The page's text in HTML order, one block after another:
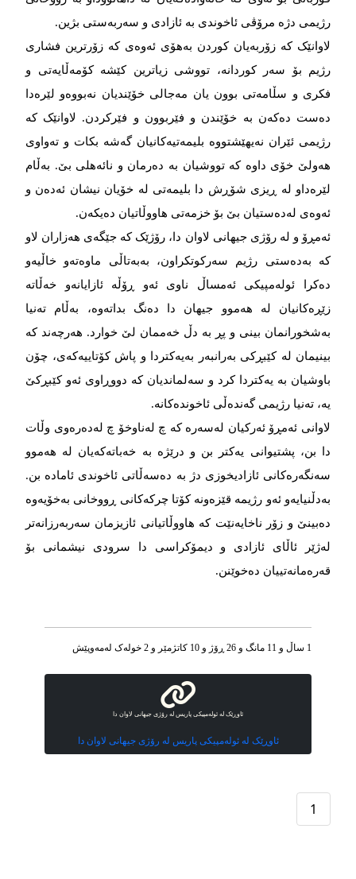
رژیمی دژە مرۆڤی ئاخوندی بە ئازادی و سەربەستی بژین.
لاوانێک کە زۆربەیان کوردن بەهۆی ئەوەی کە زۆرترین فشاری
رژیم بۆ سەر کوردانە، تووشی زیاترین کێشە کۆمەڵایەتی و
فکری و سڵامەتی بوون یان مەجالی خۆێندیان نەبووەو لێرەدا
دەست دەکەن بە خۆێندن و فێربوون و فێرکردن. لاوانێک کە
رژیمی ئێران نەیهێشتووە بلیمەتیەکانیان گەشە بکات و تەواوی
هەولێ خۆی داوە کە تووشیان بە دەرمان و نائەهلی بێ. بەڵام
لێرەداو لە ڕیزی شۆڕش دا بلیمەتی لە خۆیان نیشان ئەدەن و
ئەوەی لەدەستیان بێ بۆ خزمەتی هاووڵاتیان دەیکەن.
ئەمڕۆ و لە رۆژی جیهانی لاوان دا، رۆژێک کە جێگەی هەزاران لاو
کە بەدەستی رژیم سەرکوتکراون، بەبەتاڵی ماوەتەو خاڵیەو
دەکرا ئولەمپیکی ئەمساڵ ناوی ئەو ڕۆڵە ئازایانەو خەڵاتە
زێڕەکانیان لە هەموو جیهان دا دەنگ بداتەوە، بەڵام تەنیا
بەشخورانمان بینی و پڕ بە دڵ خەممان لێ خوارد. هەرچەند کە
بینیمان لە کێبڕکی بەرانبەر بەیەکتردا و پاش کۆتاییەکەی، چۆن
باوشیان بە یەکتردا کرد و سەلماندیان کە دووڕاوی ئەو کێبڕکێ
یە، تەنیا رژیمی گەندەڵی ئاخوندەکانە.
لاوانی ئەمڕۆ ئەرکیان لەسەرە کە چ لەناوخۆ چ لەدەرەوی وڵات
دا بن، پشتیوانی یەکتر بن و درێژە بە خەباتەکەیان لە هەموو
سەنگەرەکانی ئازادیخوزی دژ بە دەسەڵاتی ئاخوندی ئامادە بن.
بەدڵنیایەو ئەو رژیمە قێزەونە کۆتا چرکەکانی ڕووخانی بەخۆیەوە
دەبینێ و زۆر ناخایەنێت کە هاووڵاتیانی ئازیزمان سەربەرزانەتر
لەژێر ئاڵای ئازادی و دیمۆکراسی دا سرودی نیشمانی بۆ
قەرەمانەتییان دەخوێنن.
1 ساڵ و 11 مانگ و 26 ڕۆژ و 10 کاتژمێر و 2 خوله‌ک له‌مه‌وپێش‌
ئاوڕێک لە ئولەمپیکی پاریس لە رۆژی جیهانی لاوان دا
ئاوڕێک لە ئولەمپیکی پاریس لە رۆژی جیهانی لاوان دا
1